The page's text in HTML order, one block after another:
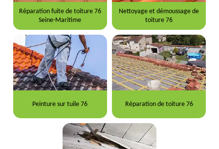
Réparation fuite de toiture 76
Seine-Maritime
Nettoyage et démoussage de
toiture 76
Peinture sur tuile 76 Réparation de toiture 76